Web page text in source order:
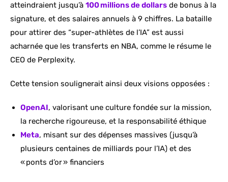
atteindraient jusqu’à 100 millions de dollars de bonus à la
signature, et des salaires annuels à 9 chiffres. La bataille
pour attirer des “super-athlètes de l’IA” est aussi
acharnée que les transferts en NBA, comme le résume le
CEO de Perplexity.
Cette tension soulignerait ainsi deux visions opposées :
OpenAI, valorisant une culture fondée sur la mission,
la recherche rigoureuse, et la responsabilité éthique
Meta, misant sur des dépenses massives (jusqu’à
plusieurs centaines de milliards pour l’IA) et des
« ponts d’or » financiers